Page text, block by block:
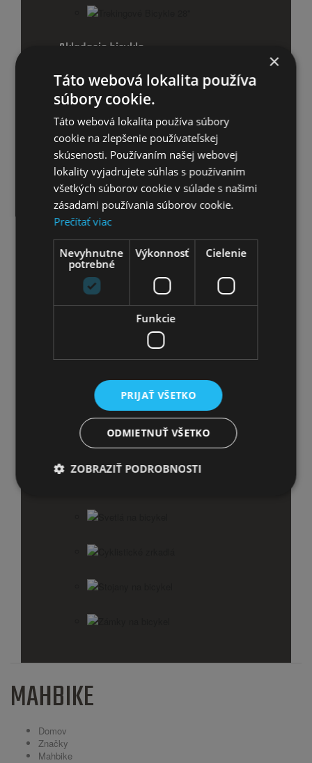
Skladacie bicykle
Príslušenstvo pre bicykle
Košíky
Cyklistické sedačky a vozíky
Nosiče na bicykel
Nosiče bicyklov
Blatníky
Zvončeky na bicykel
Balančné kolieska
Košíky na bicykel
MAHBIKE
Domov
Značky
Mahbike
×
Táto webová lokalita používa
súbory cookie.
Táto webová lokalita používa súbory
cookie na zlepšenie používateľskej
skúsenosti. Používaním našej webovej
lokality vyjadrujete súhlas s používaním
všetkých súborov cookie v súlade s našimi
zásadami používania súborov cookie.
Prečítať viac
Nevyhnutne
potrebné
Výkonnosť Cielenie
Funkcie
PRIJAŤ VŠETKO
ODMIETNUŤ VŠETKO
ZOBRAZIŤ PODROBNOSTI